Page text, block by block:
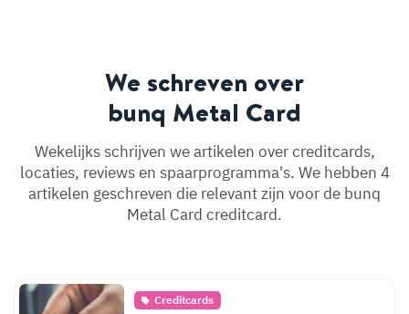
We schreven over
bunq Metal Card
Wekelijks schrijven we artikelen over creditcards,
locaties, reviews en spaarprogramma's. We hebben 4
artikelen geschreven die relevant zijn voor de bunq
Metal Card creditcard.
Creditcards